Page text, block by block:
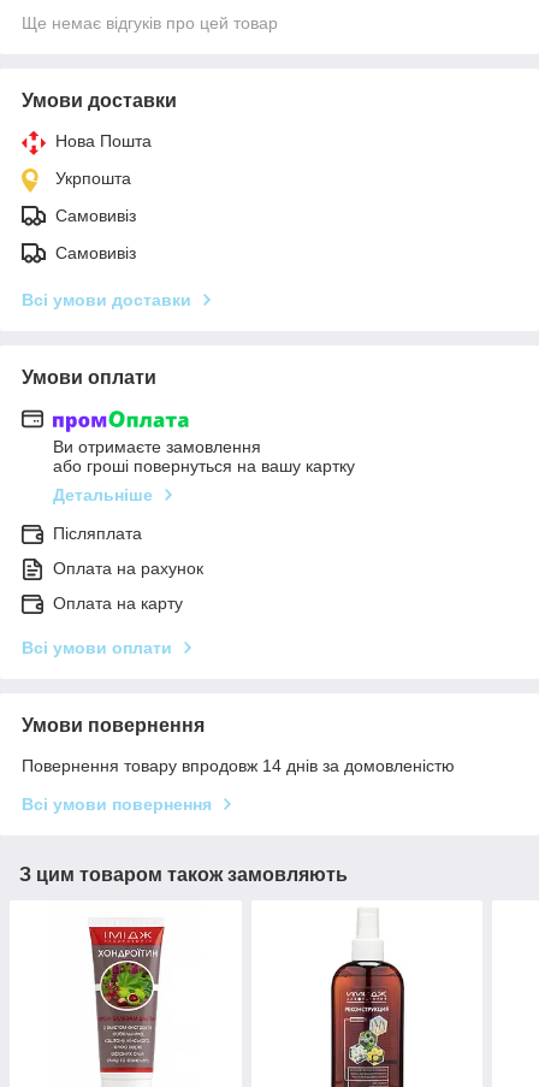
Ще немає відгуків про цей товар
Умови доставки
Нова Пошта
Укрпошта
Самовивіз
Самовивіз
Всі умови доставки
Умови оплати
Ви отримаєте замовлення
або гроші повернуться на вашу картку
Детальніше
Післяплата
Оплата на рахунок
Оплата на карту
Всі умови оплати
Умови повернення
Повернення товару впродовж 14 днів за домовленістю
Всі умови повернення
З цим товаром також замовляють